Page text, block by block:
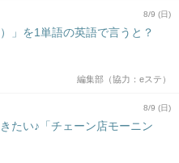
8/9 (日)
」を1単語の英語で言うと？
編集部（協力：eステ）
8/9 (日)
たい♪「チェーン店モーニン